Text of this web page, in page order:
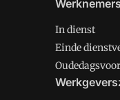
In dienst
Einde